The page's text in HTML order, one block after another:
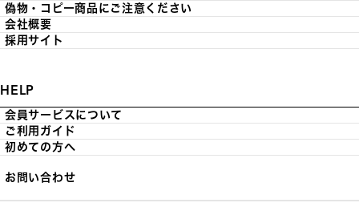
偽物・コピー商品にご注意ください
会社概要
採用サイト
HELP
会員サービスについて
ご利用ガイド
初めての方へ
お問い合わせ